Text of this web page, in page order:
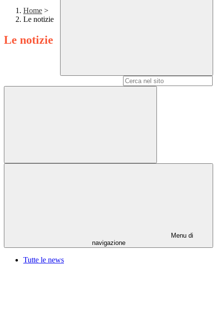
Home >
Le notizie
Le notizie
Menu di
navigazione
Tutte le news